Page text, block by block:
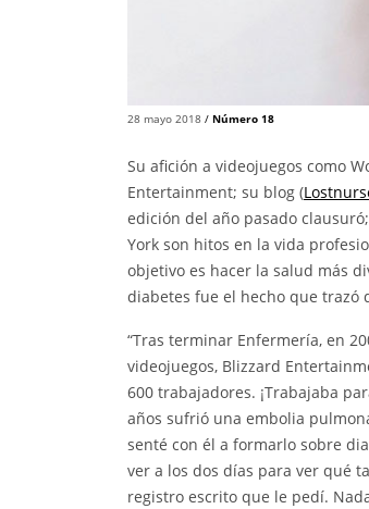
28 mayo 2018 / Número 18
Su afición a videojuegos como
Entertainment; su blog (
edición del año pasado
York son hitos en la vida
objetivo es hacer la salud más
diabetes fue el hecho que trazó
“Tras terminar Enfermería, en
videojuegos, Blizzard
600 trabajadores. ¡Trabajaba
años sufrió una embolia
senté con él a formarlo sobre
ver a los dos días para ver qué
registro escrito que le pedí.